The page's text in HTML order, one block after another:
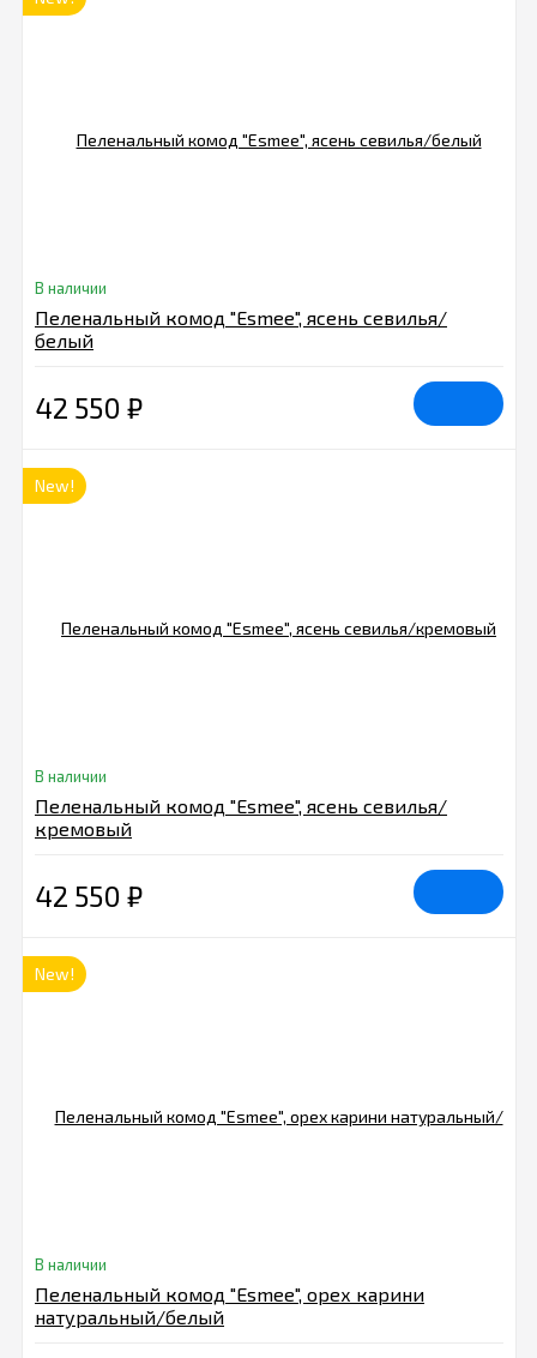
В наличии
Пеленальный комод "Esmee", ясень севилья/
белый
42 550 ₽
New!
В наличии
Пеленальный комод "Esmee", ясень севилья/
кремовый
42 550 ₽
New!
В наличии
Пеленальный комод "Esmee", орех карини
натуральный/белый